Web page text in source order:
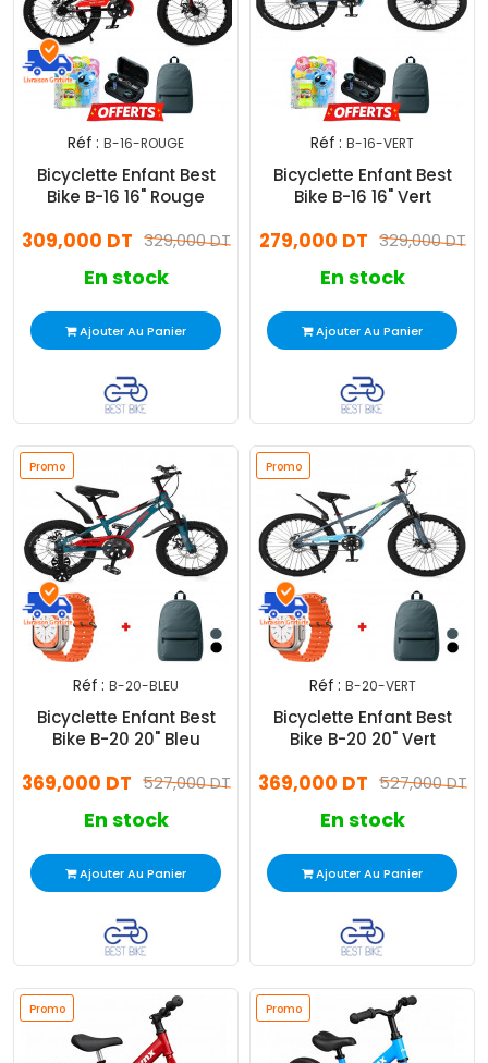
Réf : B-16-ROUGE
Bicyclette Enfant Best
Bike B-16 16" Rouge
329,000 DT
309,000 DT
En stock
Ajouter Au Panier
Réf : B-16-VERT
Bicyclette Enfant Best
Bike B-16 16" Vert
329,000 DT
279,000 DT
En stock
Ajouter Au Panier
Promo
Réf : B-20-BLEU
Bicyclette Enfant Best
Bike B-20 20" Bleu
527,000 DT
369,000 DT
En stock
Ajouter Au Panier
Promo
Réf : B-20-VERT
Bicyclette Enfant Best
Bike B-20 20" Vert
527,000 DT
369,000 DT
En stock
Ajouter Au Panier
Promo Promo